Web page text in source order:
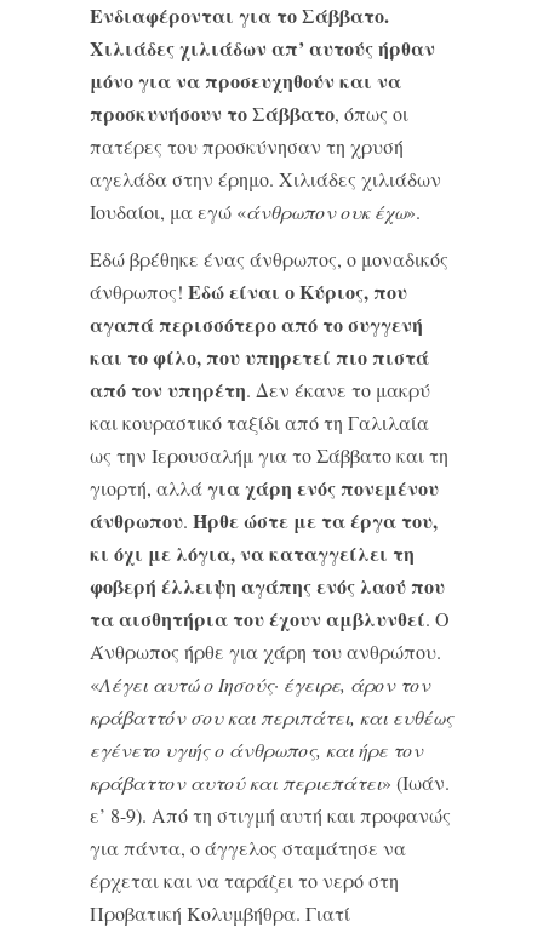
Ενδιαφέρονται για το Σάββατο.
Χιλιάδες χιλιάδων απ’ αυτούς ήρθαν
μόνο για να προσευχηθούν και να
προσκυνήσουν το Σάββατο, όπως οι
πατέρες του προσκύνησαν τη χρυσή
αγελάδα στην έρημο. Χιλιάδες χιλιάδων
Ιουδαίοι, μα εγώ «άνθρωπον ουκ έχω».
Εδώ βρέθηκε ένας άνθρωπος, ο μοναδικός
άνθρωπος! Εδώ είναι ο Κύριος, που
αγαπά περισσότερο από το συγγενή
και το φίλο, που υπηρετεί πιο πιστά
από τον υπηρέτη. Δεν έκανε το μακρύ
και κουραστικό ταξίδι από τη Γαλιλαία
ως την Ιερουσαλήμ για το Σάββατο και τη
γιορτή, αλλάγια χάρη ενός πονεμένου
άνθρωπου. Ήρθε ώστε με τα έργα του,
κι όχι με λόγια, να καταγγείλει τη
φοβερή έλλειψη αγάπης ενός λαού που
τα αισθητήρια του έχουν αμβλυνθεί. Ο
Άνθρωπος ήρθε για χάρη του ανθρώπου.
«Λέγει αυτώ ο Ιησούς· έγει­ρε, άρον τον
κράβαττόν σου και περιπάτει, και ευθέως
εγένετο υγιής ο άνθρωπος, και ήρε τον
κράβαττον αυτού και περιεπάτει» (Ιωάν.
ε’ 8-9). Από τη στιγμή αυτή και προφανώς
για πάντα, ο άγγελος σταμάτησε να
έρχεται και να ταράζει το νερό στη
Προβατική Κολυμβήθρα. Γιατί